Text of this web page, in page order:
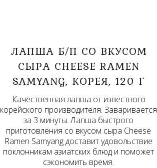
ЛАПША Б/П СО ВКУСОМ
СЫРА CHEESE RAMEN
SAMYANG, КОРЕЯ, 120 Г
Качественная лапша от известного
корейского производителя. Заваривается
за 3 минуты. Лапша быстрого
приготовления со вкусом сыра Cheese
Ramen Samyang доставит удовольствие
поклонникам азиатских блюд и поможет
сэкономить время.